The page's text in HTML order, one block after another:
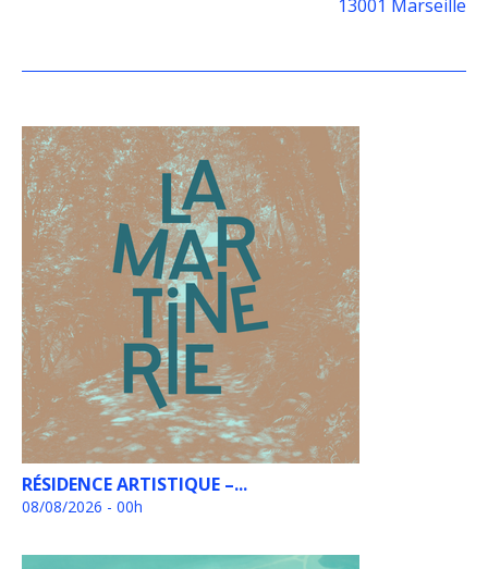
13001 Marseille
RÉSIDENCE ARTISTIQUE –...
08/08/2026 - 00h